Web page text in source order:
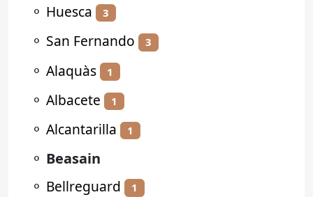
⚬ Huesca 3
⚬ San Fernando 3
⚬ Alaquàs 1
⚬ Albacete 1
⚬ Alcantarilla 1
⚬ Beasain
⚬ Bellreguard 1